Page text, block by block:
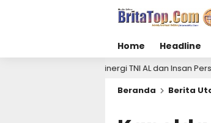
Home Headline
Sinergi TNI AL dan Insan Pers Wujudkan Informasi
Beranda Berita